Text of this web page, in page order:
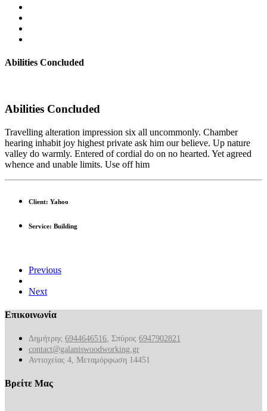
Abilities Concluded
Abilities Concluded
Travelling alteration impression six all uncommonly. Chamber
hearing inhabit joy highest private ask him our believe. Up nature
valley do warmly. Entered of cordial do on no hearted. Yet agreed
whence and unable limits. Use off him
Client: Yahoo
Service: Building
Previous
Next
Επικοινωνία
Δημήτρης 6944646516, Σπύρος 6947902821
contact@galaniswoodworking.gr
Αντιοχείας 4, Μεταμόρφωση 14451
Βρείτε Μας